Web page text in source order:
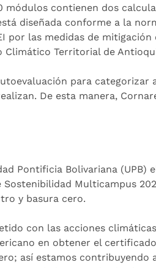
contienen dos
diseñada conforme a la
por las medidas de mitigación
Territorial de
para categorizar
De esta manera,
Pontificia Bolivariana (UPB)
Multicampus
y basura cero.
con las acciones
en obtener el
así estamos contribuyendo